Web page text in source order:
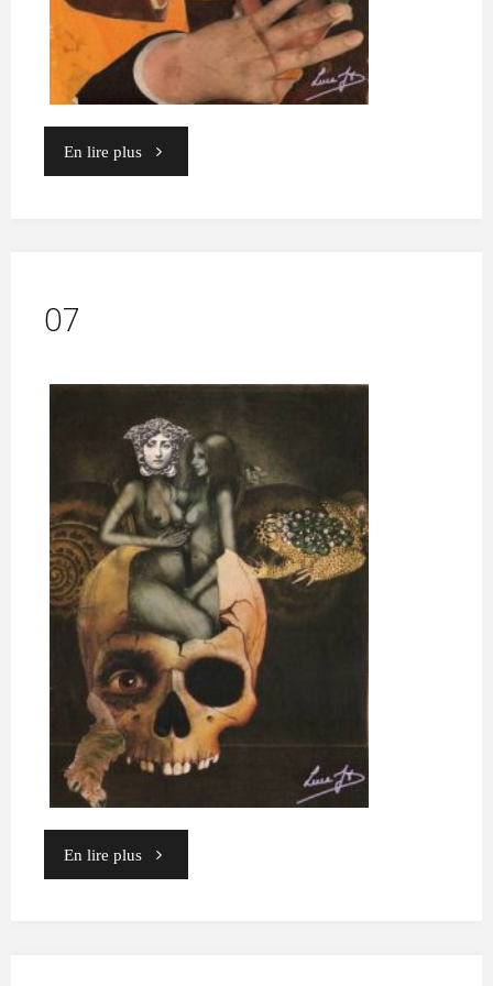
En lire plus"10"
07
En lire plus"07"